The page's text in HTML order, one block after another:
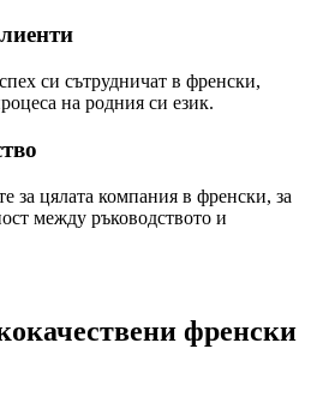
си сътрудничат в френски,
на родния си език.
за цялата компания в френски, за
между ръководството и
френски